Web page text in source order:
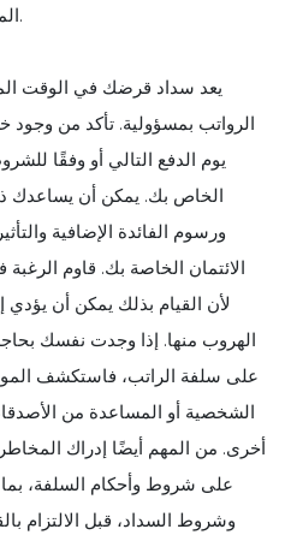
المطلوب لمعالجة مخاوفك الفورية.
يعد سداد قرضك في الوقت
الرواتب بمسؤولية. تأكد من
يوم الدفع التالي أو وفقًا
الخاص بك. يمكن أن يساعدك
ورسوم الفائدة الإضافية
الائتمان الخاصة بك. قاوم
لأن القيام بذلك يمكن أن
الهروب منها. إذا وجدت نفسك
على سلفة الراتب، فاستكشف
الشخصية أو المساعدة من
أخرى. من المهم أيضًا إدراك
على شروط وأحكام السلفة،
وشروط السداد، قبل